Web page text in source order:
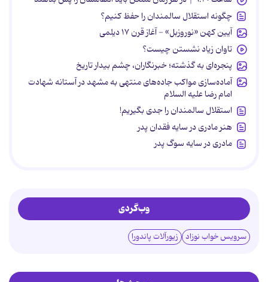
چگونه استقلال سالمندان را حفظ کنیم؟
آیین کهن «نوروزبل» - آغاز قرن ۱۷ دیلمی
تاوان زیاد نشستن چیست؟
پنجره‌ای به گذشته؛ خبرنگاران، چشم بیدار تاریخ
آماده‌سازی مواکب جاده‌های منتهی به مشهد در آستانه شهادت
امام رضا علیه السلام
استقلال سالمندان را جدی بگیریم!
هنر مادری در سایه‌ فقدان پدر
مادری در سایه سوگ پدر
وب‌گردی
سرویس خواب نوزاد زیورآلات پاندورا